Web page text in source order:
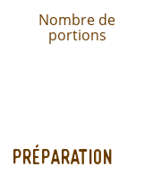
Nombre de
portions
Préparation